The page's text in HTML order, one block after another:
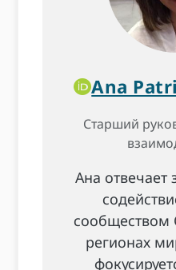
Ana
Старший
Ана отвечает
сообществом
регионах